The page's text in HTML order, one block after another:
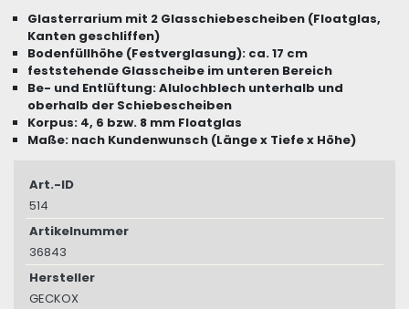
Glasterrarium mit 2 Glasschiebescheiben (Floatglas,
Kanten geschliffen)
Bodenfüllhöhe (Festverglasung): ca. 17 cm
feststehende Glasscheibe im unteren Bereich
Be- und Entlüftung: Alulochblech unterhalb und
oberhalb der Schiebescheiben
Korpus: 4, 6 bzw. 8 mm Floatglas
Maße: nach Kundenwunsch (Länge x Tiefe x Höhe)
Art.-ID
514
Artikelnummer
36843
Hersteller
GECKOX